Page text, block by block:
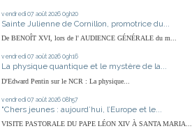
vendredi 07 août 2026 09h20
Sainte Julienne de Cornillon, promotrice du...
De BENOÎT XVI, lors de l' AUDIENCE GÉNÉRALE du m...
vendredi 07 août 2026 09h16
La physique quantique et le mystère de la...
D'Edward Pentin sur le NCR : La physique...
vendredi 07 août 2026 08h57
"Chers jeunes : aujourd’hui, l’Europe et le...
VISITE PASTORALE DU PAPE LÉON XIV À SANTA MARIA...